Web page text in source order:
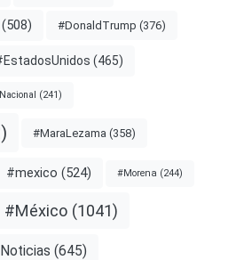
(508) #DonaldTrump (376)
(465)
(241)
#MaraLezama (358)
#mexico (524) #Morena (244)
#México (1041)
(645)